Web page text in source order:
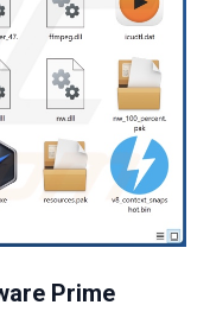
Prime